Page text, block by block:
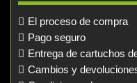
El proceso de compra
Pago seguro
Entrega de cartuchos
Cambios y